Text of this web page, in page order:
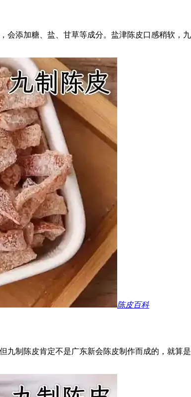
会添加糖、盐、甘草等成分。盐津陈皮口感稍软，
陈皮百科
九制陈皮肯定不是广东新会陈皮制作而成的，就算